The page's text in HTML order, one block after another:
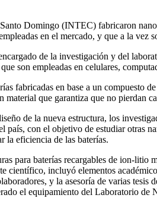
Domingo (INTEC) fabricaron
en el mercado, y que a la vez
de la investigación y del
son empleadas en celulares,
fabricadas en base a un compuesto
material que garantiza que no pierdan
de la nueva estructura, los
país, con el objetivo de estudiar otras
la eficiencia de las baterías.
para baterías recargables de ion-
científico, incluyó elementos
y la asesoría de varias tesis
el equipamiento del Laboratorio